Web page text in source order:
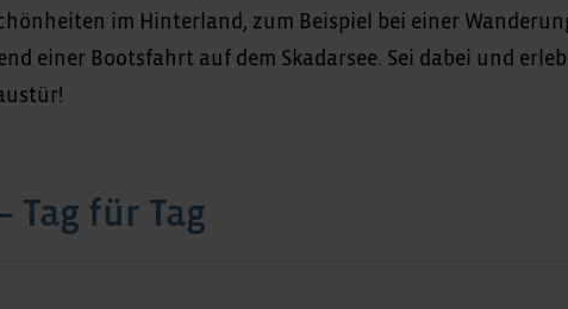
im Hinterland, zum Beispiel bei einer
einer Bootsfahrt auf dem Skadarsee. Sei dabei und
Tag für Tag